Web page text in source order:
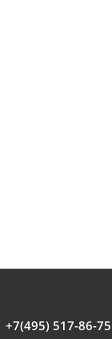
+7(495) 517-86-75